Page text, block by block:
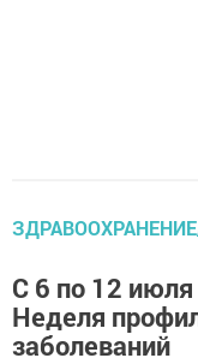
С 6 по 12 июля
Неделя
заболеваний